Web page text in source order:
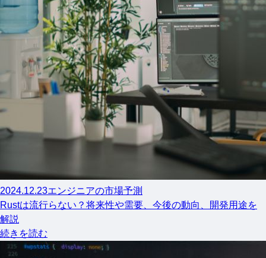
2024.12.23エンジニアの市場予測
Rustは流行らない？将来性や需要、今後の動向、開発用途を
解説
続きを読む